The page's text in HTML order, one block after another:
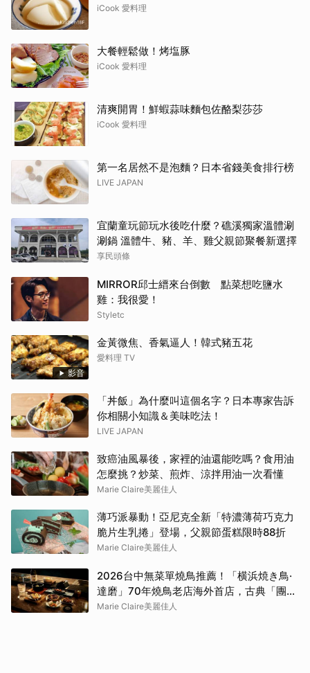
iCook 愛料理
大餐輕鬆做！烤塩豚
iCook 愛料理
清爽開胃！鮮蝦蒜味麵包佐酪梨莎莎
iCook 愛料理
第一名居然不是泡麵？日本省錢美食排行榜
LIVE JAPAN
宜蘭童玩節玩水後吃什麼？礁溪獨家溫體涮
涮鍋 溫體牛、豬、羊、雞父親節聚餐新選擇
享民頭條
MIRROR邱士縉來台倒數 點菜想吃鹽水
雞：我很愛！
Styletc
影音
金黃微焦、香氣逼人！韓式豬五花
愛料理 TV
「丼飯」為什麼叫這個名字？日本專家告訴
你相關小知識＆美味吃法！
LIVE JAPAN
致癌油風暴後，家裡的油還能吃嗎？食用油
怎麼挑？炒菜、煎炸、涼拌用油一次看懂
Marie Claire美麗佳人
薄巧派暴動！亞尼克全新「特濃薄荷巧克力
脆片生乳捲」登場，父親節蛋糕限時88折
Marie Claire美麗佳人
2026台中無菜單燒鳥推薦！「横浜焼き鳥·
達磨」70年燒鳥老店海外首店，古典「團扇
控火」技法成就銷魂美味
Marie Claire美麗佳人